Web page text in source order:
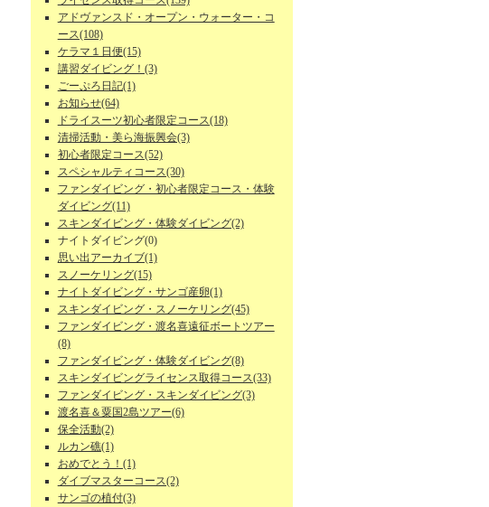
アドヴァンスド・オープン・ウォーター・コ
ース(108)
ケラマ１日便(15)
講習ダイビング！(3)
ごーぷろ日記(1)
お知らせ(64)
ドライスーツ初心者限定コース(18)
清掃活動・美ら海振興会(3)
初心者限定コース(52)
スペシャルティコース(30)
ファンダイビング・初心者限定コース・体験
ダイビング(11)
スキンダイビング・体験ダイビング(2)
ナイトダイビング(0)
思い出アーカイブ(1)
スノーケリング(15)
ナイトダイビング・サンゴ産卵(1)
スキンダイビング・スノーケリング(45)
ファンダイビング・渡名喜遠征ボートツアー
(8)
ファンダイビング・体験ダイビング(8)
スキンダイビングライセンス取得コース(33)
ファンダイビング・スキンダイビング(3)
渡名喜＆粟国2島ツアー(6)
保全活動(2)
ルカン礁(1)
おめでとう！(1)
ダイブマスターコース(2)
サンゴの植付(3)